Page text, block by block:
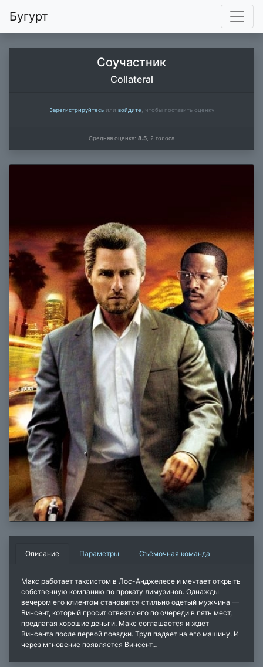
Бугурт
Соучастник
Collateral
Зарегистрируйтесьили войдите , чтобы поставить оценку
Средняя оценка: 8.5 2 голоса
Описание Параметры Съёмочная команда
Макс работает таксистом в Лос-Анджелесе и мечтает открыть
собственную компанию по прокату лимузинов. Однажды
вечером его клиентом становится стильно одетый мужчина —
Винсент, который просит отвезти его по очереди в пять мест,
предлагая хорошие деньги. Макс соглашается и ждет
Винсента после первой поездки. Труп падает на его машину. И
через мгновение появляется Винсент…